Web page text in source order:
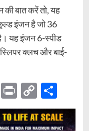
बात करें तो, यह
इंजन है जो 36
यह इंजन 6-स्पीड
क्लच और बाई-
Print
Copy
Link